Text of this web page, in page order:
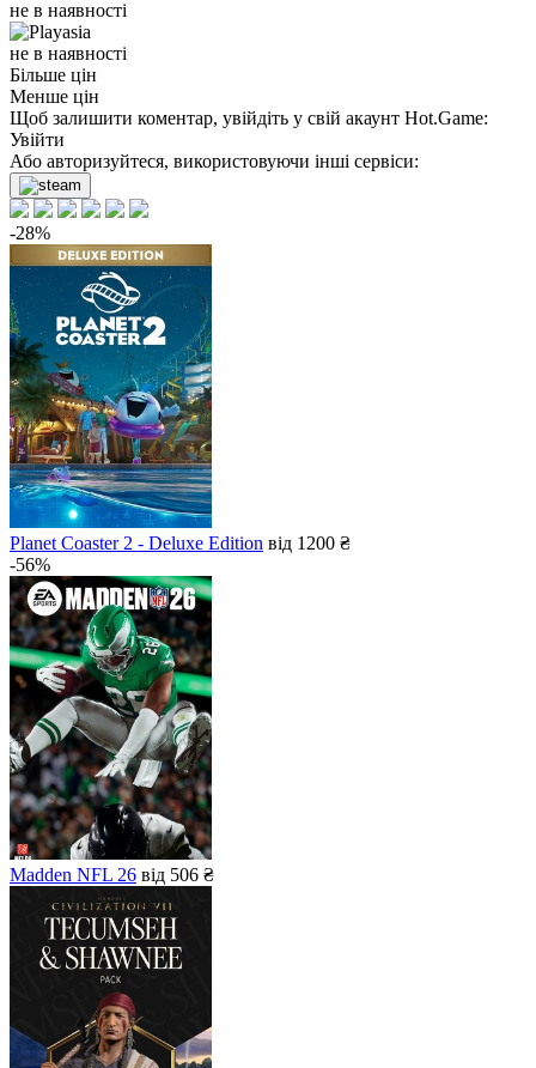
не в наявності
не в наявності
Більше цін
Менше цін
Щоб залишити коментар, увійдіть у свій акаунт Hot.Game:
Увійти
Або авторизуйтеся, використовуючи інші сервіси:
-28%
Planet Coaster 2 - Deluxe Edition від 1200 ₴
-56%
Madden NFL 26 від 506 ₴